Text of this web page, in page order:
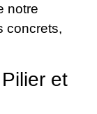
notre
concrets,
et